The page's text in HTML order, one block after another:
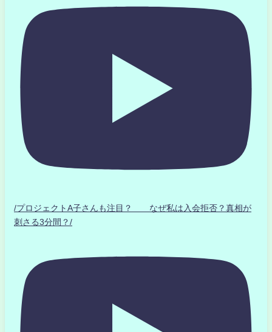
/プロジェクトA子さんも注目？ なぜ私は入会拒否？真相が
刺さる3分間？/